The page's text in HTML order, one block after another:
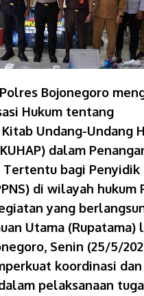
Bojonegoro
Hukum tentang
Undang-Undang
dalam
Tertentu bagi Penyidik
di wilayah hukum
yang
Utama (Rupatama)
Senin (25/5/
koordinasi
pelaksanaan